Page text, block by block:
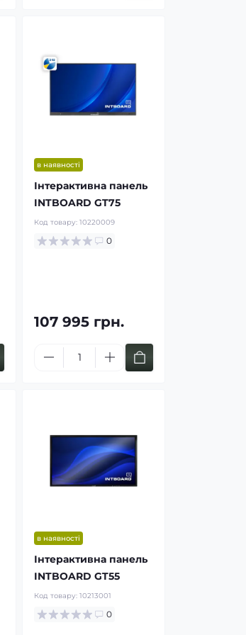
в наявності
Інтерактивна панель
INTBOARD GT75
Код товару:10220009
0
107 995 грн.
в наявності
Інтерактивна панель
INTBOARD GT55
Код товару:10213001
0